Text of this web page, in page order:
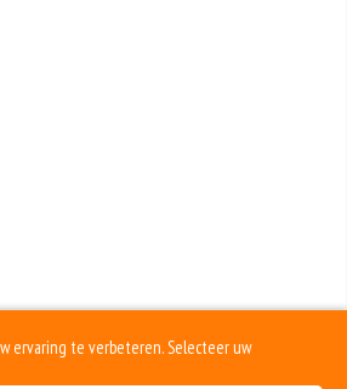
ervaring te verbeteren. Selecteer uw